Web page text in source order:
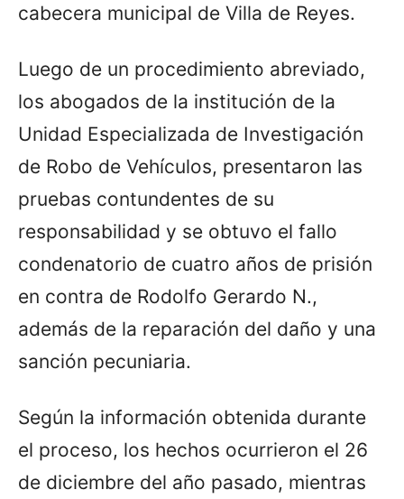
cabecera municipal de Villa de Reyes.
Luego de un procedimiento abreviado,
los abogados de la institución de la
Unidad Especializada de Investigación
de Robo de Vehículos, presentaron las
pruebas contundentes de su
responsabilidad y se obtuvo el fallo
condenatorio de cuatro años de prisión
en contra de Rodolfo Gerardo N.,
además de la reparación del daño y una
sanción pecuniaria.
Según la información obtenida durante
el proceso, los hechos ocurrieron el 26
de diciembre del año pasado, mientras